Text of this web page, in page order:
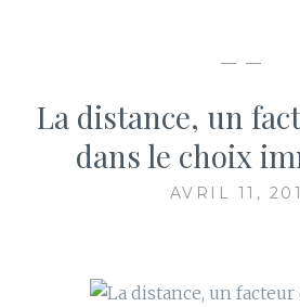
— —
La distance, un
dans le choix
AVRIL 11,